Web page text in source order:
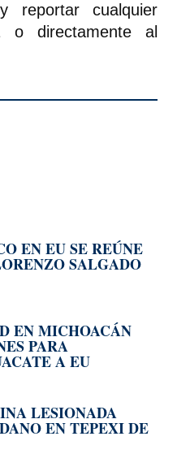
reportar cualquier
o directamente al
EN EU SE REÚNE
SALGADO
EN MICHOACÁN
PARA
A EU
LESIONADA
EN TEPEXI DE